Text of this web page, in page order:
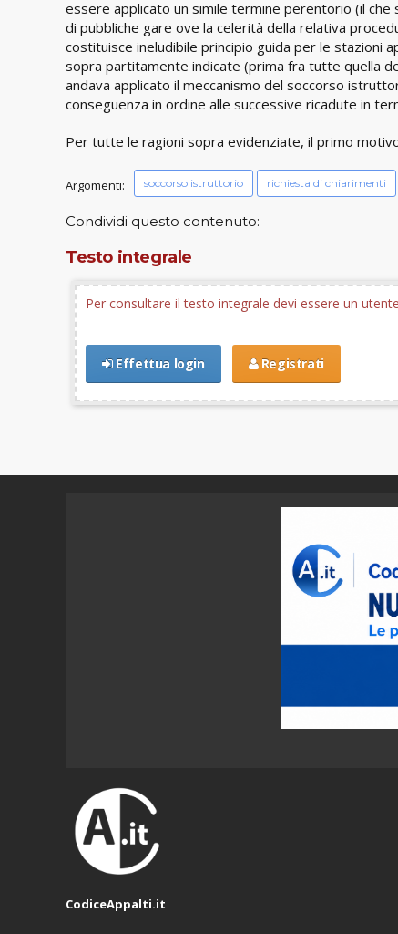
essere applicato un simile termine perentorio (il
di pubbliche gare ove la celerità della relativa
costituisce ineludibile principio guida per le stazioni
sopra partitamente indicate (prima fra tutte quella
andava applicato il meccanismo del soccorso
conseguenza in ordine alle successive ricadute in
Per tutte le ragioni sopra evidenziate, il primo
Argomenti: soccorso istruttorio richiesta di chiarimenti
Condividi questo contenuto:
Testo integrale
Per consultare il testo integrale devi essere un
Effettua login Registrati
CodiceAppalti.it